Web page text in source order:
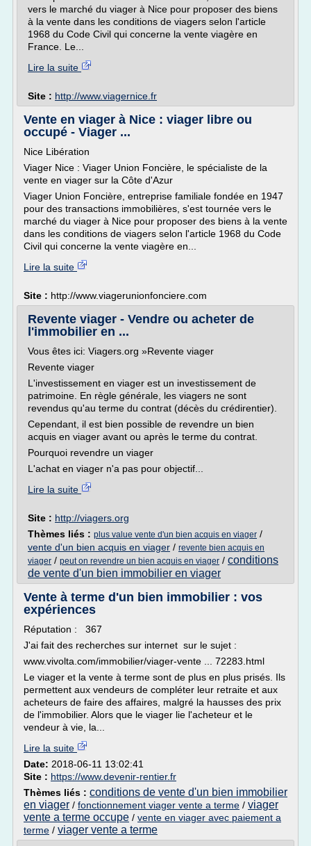
vers le marché du viager à Nice pour proposer des biens
à la vente dans les conditions de viagers selon l'article
1968 du Code Civil qui concerne la vente viagère en
France. Le...
Lire la suite
Site : http://www.viagernice.fr
Vente en viager à Nice : viager libre ou
occupé - Viager ...
Nice Libération
Viager Nice : Viager Union Foncière, le spécialiste de la
vente en viager sur la Côte d'Azur
Viager Union Foncière, entreprise familiale fondée en 1947
pour des transactions immobilières, s'est tournée vers le
marché du viager à Nice pour proposer des biens à la vente
dans les conditions de viagers selon l'article 1968 du Code
Civil qui concerne la vente viagère en...
Lire la suite
Site : http://www.viagerunionfonciere.com
Revente viager - Vendre ou acheter de
l'immobilier en ...
Vous êtes ici: Viagers.org »Revente viager
Revente viager
L'investissement en viager est un investissement de
patrimoine. En règle générale, les viagers ne sont
revendus qu'au terme du contrat (décès du crédirentier).
Cependant, il est bien possible de revendre un bien
acquis en viager avant ou après le terme du contrat.
Pourquoi revendre un viager
L'achat en viager n'a pas pour objectif...
Lire la suite
Site : http://viagers.org
Thèmes liés : plus value vente d'un bien acquis en viager /
vente d'un bien acquis en viager / revente bien acquis en
viager / peut on revendre un bien acquis en viager / conditions
de vente d'un bien immobilier en viager
Vente à terme d'un bien immobilier : vos
expériences
Réputation : 367
J'ai fait des recherches sur internet sur le sujet :
www.vivolta.com/immobilier/viager-vente ... 72283.html
Le viager et la vente à terme sont de plus en plus prisés. Ils
permettent aux vendeurs de compléter leur retraite et aux
acheteurs de faire des affaires, malgré la hausses des prix
de l'immobilier. Alors que le viager lie l'acheteur et le
vendeur à vie, la...
Lire la suite
Date: 2018-06-11 13:02:41
Site : https://www.devenir-rentier.fr
Thèmes liés : conditions de vente d'un bien immobilier
en viager / fonctionnement viager vente a terme / viager
vente a terme occupe / vente en viager avec paiement a
terme / viager vente a terme